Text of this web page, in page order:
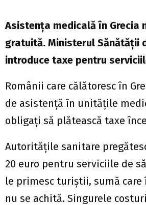
Asistența medicală în Grecia
gratuită. Ministerul Sănătății
introduce taxe pentru
Românii care călătoresc în
de asistență în unitățile
obligați să plătească taxe
Autoritățile sanitare
20 euro pentru serviciile de
le primesc turiștii, sumă care
nu se achită. Singurele